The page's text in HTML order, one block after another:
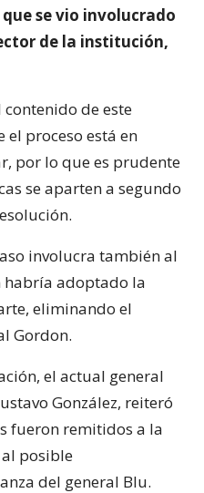
se vio involucrado
de la institución,
de este
proceso está en
por lo que es prudente
se aparten a segundo
involucra también al
habría adoptado la
eliminando el
Gordon.
el actual general
González, reiteró
fueron remitidos a la
posible
del general Blu.